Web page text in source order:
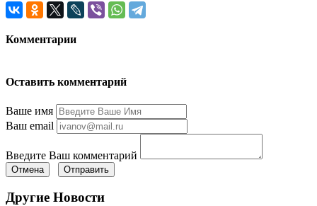
Комментарии
Оставить комментарий
Ваше имя
Ваш email
Введите Ваш комментарий
Отмена Отправить
Другие Новости